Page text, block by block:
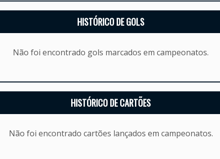
HISTÓRICO DE GOLS
Não foi encontrado gols marcados em campeonatos.
HISTÓRICO DE CARTÕES
Não foi encontrado cartões lançados em campeonatos.